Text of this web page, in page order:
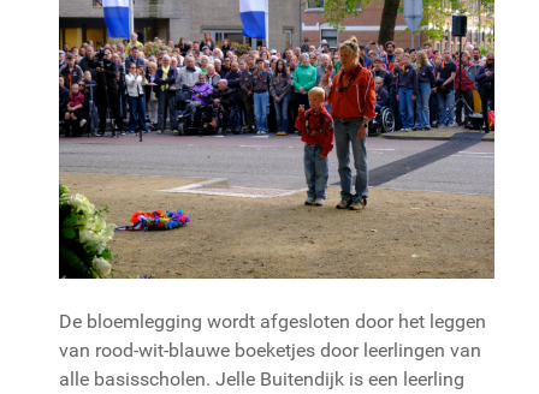
De bloemlegging wordt afgesloten door het leggen
van rood-wit-blauwe boeketjes door leerlingen van
alle basisscholen. Jelle Buitendijk is een leerling